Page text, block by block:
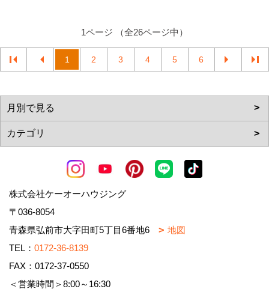
1ページ （全26ページ中）
1 2 3 4 5 6
株式会社ケーオーハウジング
〒036-8054
青森県弘前市大字田町5丁目6番地6
地図
TEL： 0172-36-8139
FAX：0172-37-0550
＜営業時間＞8:00～16:30